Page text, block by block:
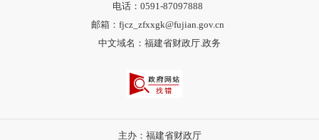
电话：0591-87097888
邮箱：fjcz_zfxxgk@fujian.gov.cn
中文域名：福建省财政厅.政务
主办：福建省财政厅